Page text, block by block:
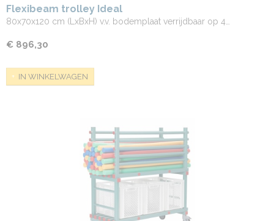
Flexibeam trolley Ideal
80x70x120 cm (LxBxH) v.v. bodemplaat verrijdbaar op 4…
€ 896,30
IN WINKELWAGEN